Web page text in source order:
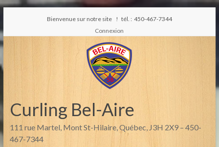
Bienvenue sur notre site ! tél. : 450-467-7344
Connexion
Curling Bel-Aire
111 rue Martel, Mont St-Hilaire, Québec, J3H 2X9 – 450-
467-7344